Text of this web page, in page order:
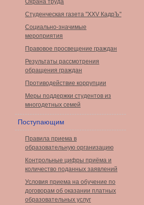
Охрана труда
Студенческая газета "XXV КадрЪ"
Социально-значимые
мероприятия
Правовое просвещение граждан
Результаты рассмотрения
обращения граждан
Противодействие коррупции
Меры поддержки студентов из
многодетных семей
Поступающим
Правила приема в
образовательную организацию
Контрольные цифры приёма и
количество поданных заявлений
Условия приема на обучение по
договорам об оказании платных
образовательных услуг